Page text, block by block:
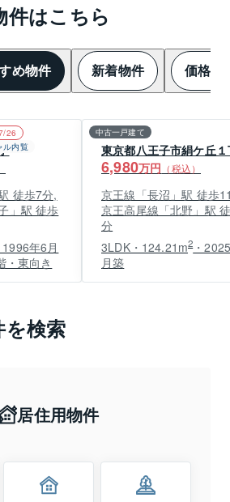
件はこちら
め物件 新着物件 価格変
26
ル内覧
徒歩7分,
」駅 徒歩
1996年6月
・東向き
中古一戸建て
東京都八王子市絹ケ丘
6,980万円 （税込）
京王線「長沼」駅 徒歩
京王高尾線「北野」駅
分
3LDK・124.21m2・
月築
検索
居住用物件